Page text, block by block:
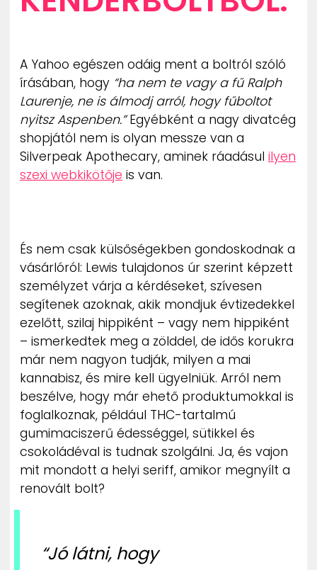
A Yahoo egészen odáig ment a boltról szóló
írásában, hogy “ha nem te vagy a fű Ralph
Laurenje, ne is álmodj arról, hogy fűboltot
nyitsz Aspenben.”Egyébként a nagy divatcég
shopjától nem is olyan messze van a
Silverpeak Apothecary, aminek ráadásul ilyen
szexi webkikötője is van.
És nem csak külsőségekben gondoskodnak a
vásárlóról: Lewis tulajdonos úr szerint képzett
személyzet várja a kérdéseket, szívesen
segítenek azoknak, akik mondjuk évtizedekkel
ezelőtt, szilaj hippiként – vagy nem hippiként
– ismerkedtek meg a zölddel, de idős korukra
már nem nagyon tudják, milyen a mai
kannabisz, és mire kell ügyelniük. Arról nem
beszélve, hogy már ehető produktumokkal is
foglalkoznak, például THC-tartalmú
gumimaciszerű édességgel, sütikkel és
csokoládéval is tudnak szolgálni. Ja, és vajon
mit mondott a helyi seriff, amikor megnyílt a
renovált bolt?
“Jó látni, hogy